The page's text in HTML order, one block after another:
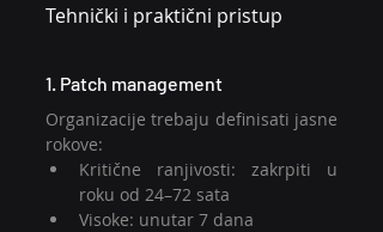
Tehnički i praktični pristup
1. Patch management
Organizacije trebaju definisati jasne
rokove:
Kritične ranjivosti: zakrpiti u
roku od 24–72 sata
Visoke: unutar 7 dana